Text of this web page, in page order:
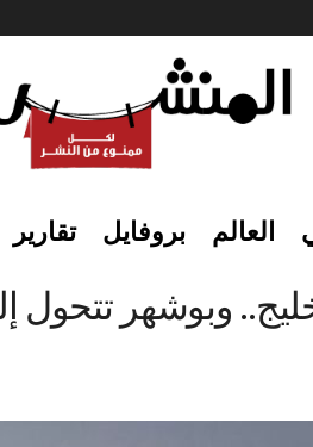
العالم بروفايل تقارير
وبوشهر